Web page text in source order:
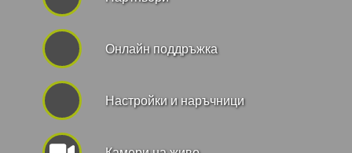
Онлайн поддръжка
Hастройки и наръчници